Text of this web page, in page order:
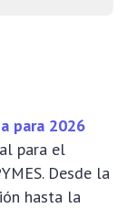
para 2026
para el
Desde la
hasta la